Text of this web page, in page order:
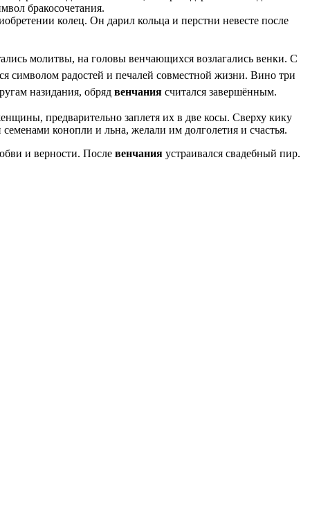
бракосочетания.
колец. Он дарил кольца и перстни невесте после
молитвы, на головы венчающихся возлагались венки. С
символом радостей и печалей совместной жизни. Вино три
назидания, обряд венчания считался завершённым.
предварительно заплетя их в две косы. Сверху кику
конопли и льна, желали им долголетия и счастья.
и верности. После венчания устраивался свадебный пир.